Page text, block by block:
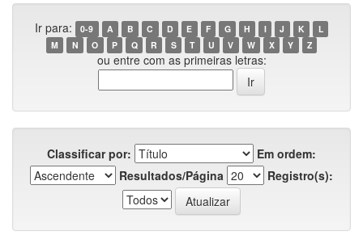
Ir para: 0-9 A B C D E F G H I J K
L
M
N O P Q R S T U V W X Y Z
ou entre com as primeiras letras:
Classificar por:
Em ordem:
Resultados/Página
Registro(s):